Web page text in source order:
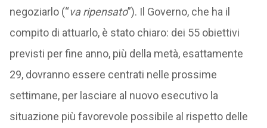
negoziarlo (“va ripensato”). Il Governo, che ha il
compito di attuarlo, è stato chiaro: dei 55 obiettivi
previsti per fine anno, più della metà, esattamente
29, dovranno essere centrati nelle prossime
settimane, per lasciare al nuovo esecutivo la
situazione più favorevole possibile al rispetto delle